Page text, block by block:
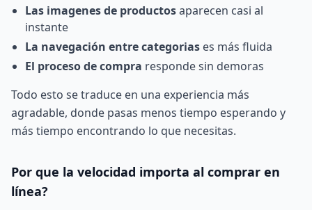
Las imagenes de productosaparecen casi al
instante
La navegación entre categorias es más fluida
El proceso de compra responde sin demoras
Todo esto se traduce en una experiencia más
agradable, donde pasas menos tiempo esperando y
más tiempo encontrando lo que necesitas.
Por que la velocidad importa al comprar en
línea?